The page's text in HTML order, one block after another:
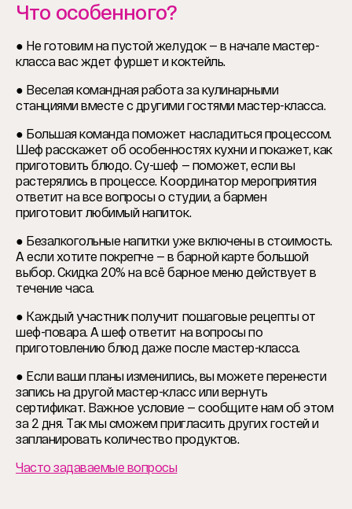
Что особенного?
● Не готовим на пустой желудок — в начале мастер-
класса вас ждет фуршет и коктейль.
● Веселая командная работа за кулинарными
станциями вместе с другими гостями мастер-класса.
● Большая команда поможет насладиться процессом.
Шеф расскажет об особенностях кухни и покажет, как
приготовить блюдо. Су-шеф — поможет, если вы
растерялись в процессе. Координатор мероприятия
ответит на все вопросы о студии, а бармен
приготовит любимый напиток.
● Безалкогольные напитки уже включены в стоимость.
А если хотите покрепче — в барной карте большой
выбор. Скидка 20% на всё барное меню действует в
течение часа.
● Каждый участник получит пошаговые рецепты от
шеф-повара. А шеф ответит на вопросы по
приготовлению блюд даже после мастер-класса.
● Если ваши планы изменились, вы можете перенести
запись на другой мастер-класс или вернуть
сертификат. Важное условие — сообщите нам об этом
за 2 дня. Так мы сможем пригласить других гостей и
запланировать количество продуктов.
Часто задаваемые вопросы